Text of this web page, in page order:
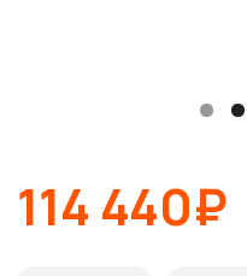
Описание